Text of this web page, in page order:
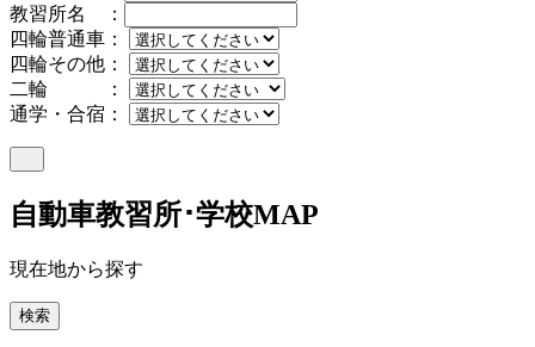
教習所名 ：
四輪普通車：
四輪その他：
二輪 ：
通学・合宿：
自動車教習所･学校MAP
現在地から探す